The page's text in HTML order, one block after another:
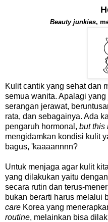
Beauty junkies,
Kulit cantik yang sehat dan
semua wanita. Apalagi
serangan jerawat,
rata, dan sebagainya. Ada
pengaruh hormonal, but this
mengidamkan kondisi kulit
bagus, 'kaaaannnn?
Untuk menjaga agar kulit
yang dilakukan yaitu
secara rutin dan terus-
bukan berarti harus melalui
care Korea yang
routine, melainkan bisa